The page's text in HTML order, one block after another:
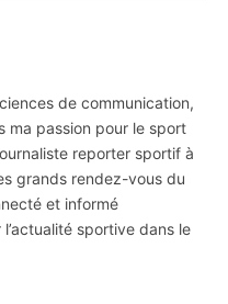
de communication,
ma passion pour le sport
reporter sportif à
grands rendez-vous du
et informé
sportive dans le